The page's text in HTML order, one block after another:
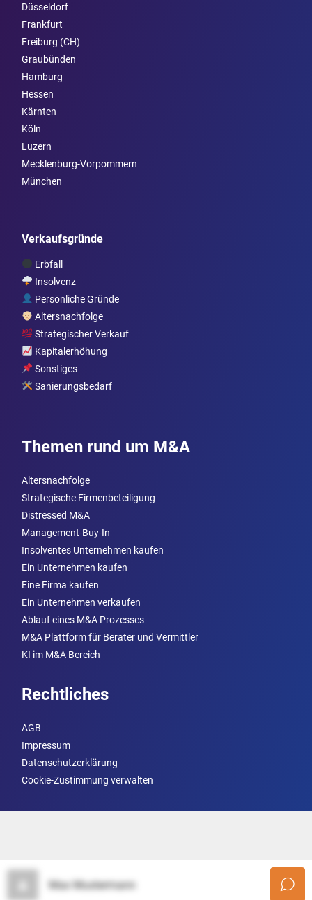
Düsseldorf
Frankfurt
Freiburg (CH)
Graubünden
Hamburg
Hessen
Kärnten
Köln
Luzern
Mecklenburg-Vorpommern
München
Verkaufsgründe
Erbfall
Insolvenz
Persönliche Gründe
Altersnachfolge
Strategischer Verkauf
Kapitalerhöhung
Sonstiges
Sanierungsbedarf
Themen rund um M&A
Altersnachfolge
Strategische Firmenbeteiligung
Distressed M&A
Management-Buy-In
Insolventes Unternehmen kaufen
Ein Unternehmen kaufen
Eine Firma kaufen
Ein Unternehmen verkaufen
Ablauf eines M&A Prozesses
M&A Plattform für Berater und Vermittler
KI im M&A Bereich
Rechtliches
AGB
Impressum
Datenschutzerklärung
Cookie-Zustimmung verwalten
Max Mustermann